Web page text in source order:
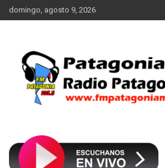
Saltar
al
domingo, agosto 9, 2026
FM Patagonia